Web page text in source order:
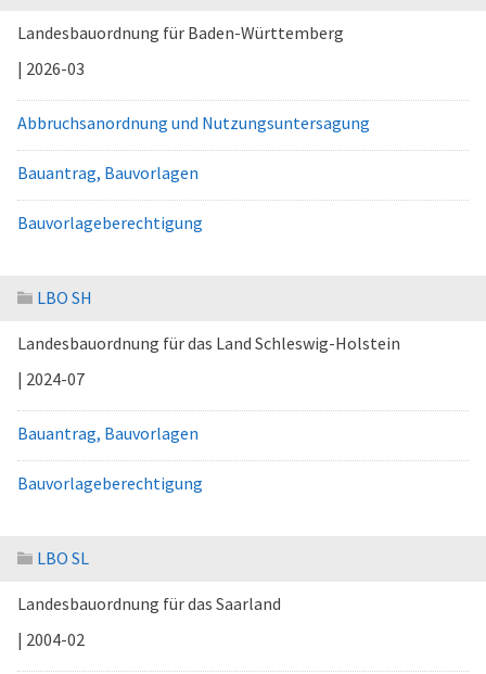
Landesbauordnung für Baden-Württemberg
| 2026-03
Abbruchsanordnung und Nutzungsuntersagung
Bauantrag, Bauvorlagen
Bauvorlageberechtigung
LBO SH
Landesbauordnung für das Land Schleswig-Holstein
| 2024-07
Bauantrag, Bauvorlagen
Bauvorlageberechtigung
LBO SL
Landesbauordnung für das Saarland
| 2004-02